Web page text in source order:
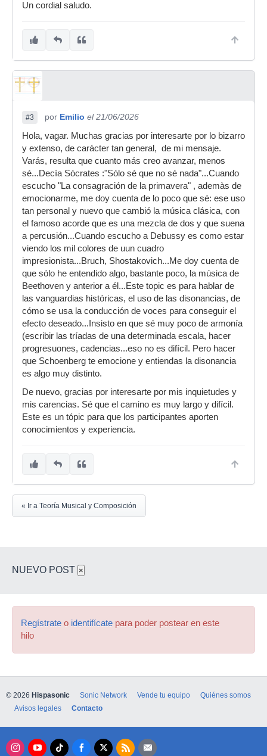
Un cordial saludo.
#3 por Emilio el 21/06/2026
Hola, vagar. Muchas gracias por interesarte por lo bizarro
y extenso, de carácter tan general, de mi mensaje.
Varás, resulta que cuanto más creo avanzar, menos
sé...Decía Sócrates :"Sólo sé que no sé nada"...Cuando
escucho "La consagración de la primavera" , ademàs de
emocionarme, me doy cuenta de lo poco que sé: ese uso
tan personal y nuevo que cambió la música clásica, con
el famoso acorde que es una mezcla de dos y que suena
a percusión...Cuando escucho a Debussy es como estar
viendo los mil colores de uun cuadro
impresionista...Bruch, Shostakovich...Me doy cuenta de
que sólo he entendido algo, bastante poco, la música de
Beethoven y anterior a él...Este topic es para hablar de
las vanguardias históricas, el uso de las disonancias, de
cómo se usa la conducción de voces para conseguir el
efecto deseado...Insisto en que sé muy poco de armonía
(escribir las tríadas de una determinada escala, hacer
progresuones, cadencias...eso no es difícil. Pero hacer
que Schoenberg te emocione y entiendas la disonancia
es algo muy distinto.
De nuevo, gracias por interesarte por mis inquietudes y
mis carencias. Sé que el camino es muy largo y difícil.
Este es un tópic para que los participantes aporten
conocimientos y experiencia.
« Ir a Teoría Musical y Composición
NUEVO POST ×
Regístrate o identifícate para poder postear en este
hilo
© 2026 Hispasonic Sonic Network Vende tu equipo
Quiénes somos
Avisos legales
Contacto